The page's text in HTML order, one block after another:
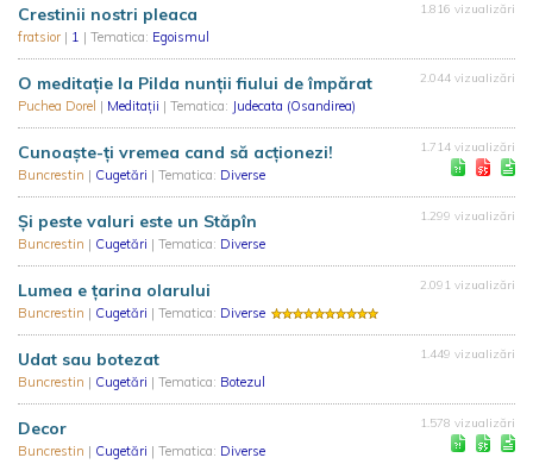
Crestinii nostri pleaca
fratsior | 1 | Tematica: Egoismul
1.816 vizualizări
O meditație la Pilda nunții fiului de împărat
Puchea Dorel | Meditații | Tematica: Judecata (Osandirea)
2.044 vizualizări
Cunoaşte-ţi vremea cand să acţionezi!
Buncrestin | Cugetări | Tematica: Diverse
1.714 vizualizări
Şi peste valuri este un Stăpîn
Buncrestin | Cugetări | Tematica: Diverse
1.299 vizualizări
Lumea e ţarina olarului
Buncrestin | Cugetări | Tematica: Diverse
2.091 vizualizări
Udat sau botezat
Buncrestin | Cugetări | Tematica: Botezul
1.449 vizualizări
Decor
Buncrestin | Cugetări | Tematica: Diverse
1.578 vizualizări